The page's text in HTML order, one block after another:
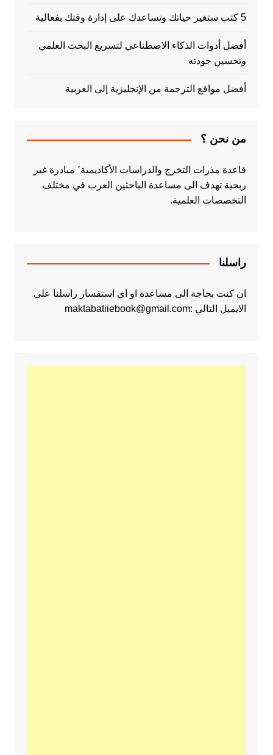
5 كتب ستغير حياتك وتساعدك على إدارة وقتك بفعالية
أفضل أدوات الذكاء الاصطناعي لتسريع البحث العلمي
وتحسين جودته
أفضل مواقع الترجمة من الإنجليزية إلى العربية
من نحن ؟
قاعدة مذرات التخرج والدراسات الأكاديمية٬ مبادرة غير
ربحية تهدف الى مساعدة الباحثين العرب في مختلف
التخصصات العلمية.
راسلنا
ان كنت بحاجة الى مساعدة او اي استفسار راسلنا على
الايميل التالي :maktabatiiebook@gmail.com